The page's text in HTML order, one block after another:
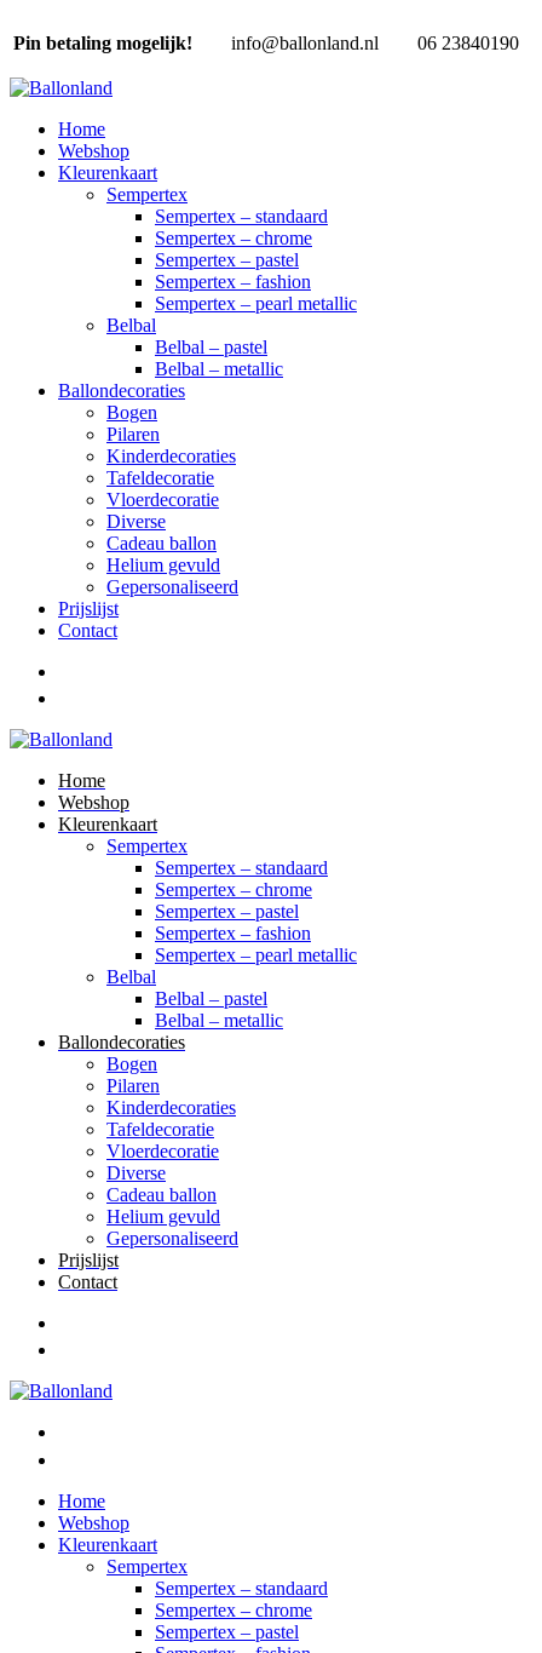
Pin betaling mogelijk! info@ballonland.nl 06 23840190
Home
Webshop
Kleurenkaart
Sempertex
Sempertex – standaard
Sempertex – chrome
Sempertex – pastel
Sempertex – fashion
Sempertex – pearl metallic
Belbal
Belbal – pastel
Belbal – metallic
Ballondecoraties
Bogen
Pilaren
Kinderdecoraties
Tafeldecoratie
Vloerdecoratie
Diverse
Cadeau ballon
Helium gevuld
Gepersonaliseerd
Prijslijst
Contact
Home
Webshop
Kleurenkaart
Sempertex
Sempertex – standaard
Sempertex – chrome
Sempertex – pastel
Sempertex – fashion
Sempertex – pearl metallic
Belbal
Belbal – pastel
Belbal – metallic
Ballondecoraties
Bogen
Pilaren
Kinderdecoraties
Tafeldecoratie
Vloerdecoratie
Diverse
Cadeau ballon
Helium gevuld
Gepersonaliseerd
Prijslijst
Contact
Home
Webshop
Kleurenkaart
Sempertex
Sempertex – standaard
Sempertex – chrome
Sempertex – pastel